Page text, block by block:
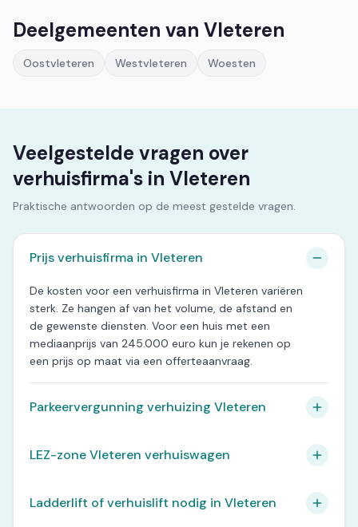
Deelgemeenten van Vleteren
Oostvleteren Westvleteren Woesten
Veelgestelde vragen over
verhuisfirma's in Vleteren
Praktische antwoorden op de meest gestelde vragen.
Prijs verhuisfirma in Vleteren
De kosten voor een verhuisfirma in Vleteren variëren
sterk. Ze hangen af van het volume, de afstand en
de gewenste diensten. Voor een huis met een
mediaanprijs van 245.000 euro kun je rekenen op
een prijs op maat via een offerteaanvraag.
Parkeervergunning verhuizing Vleteren
LEZ-zone Vleteren verhuiswagen
Ladderlift of verhuislift nodig in Vleteren